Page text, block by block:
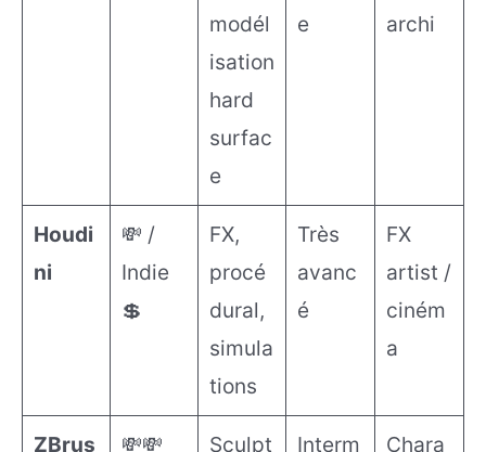
modél
isation
hard
surfac
e
e
archi
Houdi
ni
💸 /
Indie
💲
FX,
procé
dural,
simula
tions
Très
avanc
é
FX
artist /
ciném
a
ZBrus 💸💸 Sculpt Interm Chara